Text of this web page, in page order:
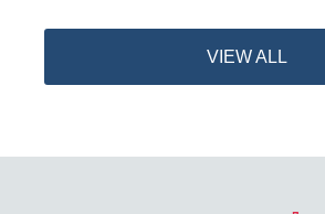
VIEW ALL